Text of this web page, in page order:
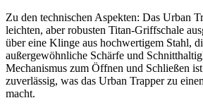
Zu den technischen Aspekten: Das Urban
leichten, aber robusten Titan-Griffschale
über eine Klinge aus hochwertigem Stahl,
außergewöhnliche Schärfe und
Mechanismus zum Öffnen und Schließen
zuverlässig, was das Urban Trapper zu
macht.